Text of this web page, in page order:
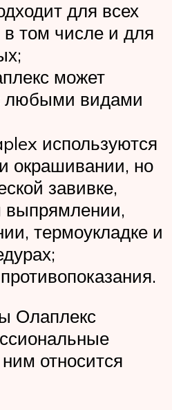
для всех
в том числе и для
может
любыми видами
используются
окрашивании, но
завивке,
выпрямлении,
термоукладке и
Олаплекс
относится